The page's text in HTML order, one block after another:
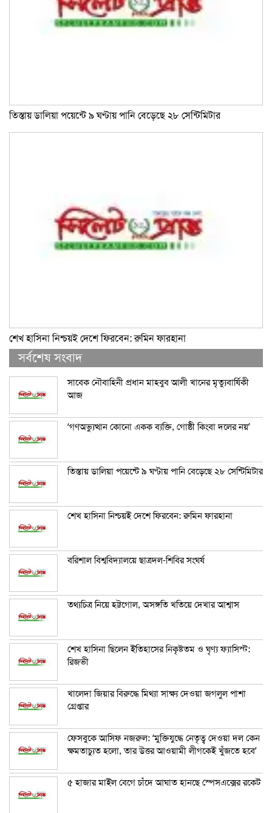
তিস্তায় ডালিয়া পয়েন্টে ৯ ঘণ্টায় পানি বেড়েছে ২৮ সেন্টিমিটার
শেখ হাসিনা নিশ্চয়ই দেশে ফিরবেন: রুমিন ফারহানা
সর্বশেষ সংবাদ
সাবেক নৌবাহিনী প্রধান মাহবুব আলী খানের মৃত্যুবার্ষিকী
আজ
‘গণঅভ্যুত্থান কোনো একক ব্যক্তি, গোষ্ঠী কিংবা দলের নয়’
তিস্তায় ডালিয়া পয়েন্টে ৯ ঘণ্টায় পানি বেড়েছে ২৮ সেন্টিমিটার
শেখ হাসিনা নিশ্চয়ই দেশে ফিরবেন: রুমিন ফারহানা
বরিশাল বিশ্ববিদ্যালয়ে ছাত্রদল-শিবির সংঘর্ষ
তথ্যচিত্র নিয়ে হট্টগোল, অসঙ্গতি খতিয়ে দেখার আশ্বাস
শেখ হাসিনা ছিলেন ইতিহাসের নিকৃষ্টতম ও ঘৃণ্য ফ্যাসিস্ট:
রিজভী
খালেদা জিয়ার বিরুদ্ধে মিথ্যা সাক্ষ্য দেওয়া জগলুল পাশা
গ্রেপ্তার
ফেসবুকে আসিফ নজরুল: ‘মুক্তিযুদ্ধে নেতৃত্ব দেওয়া দল কেন
ক্ষমতাচ্যুত হলো, তার উত্তর আওয়ামী লীগকেই খুঁজতে হবে’
৫ হাজার মাইল বেগে চাঁদে আঘাত হানছে স্পেসএক্সের রকেট